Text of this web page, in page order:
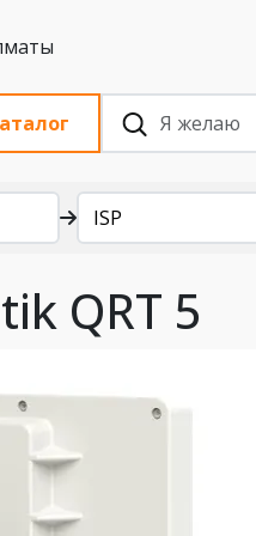
НДС, Алматы
ISP
QRT 5